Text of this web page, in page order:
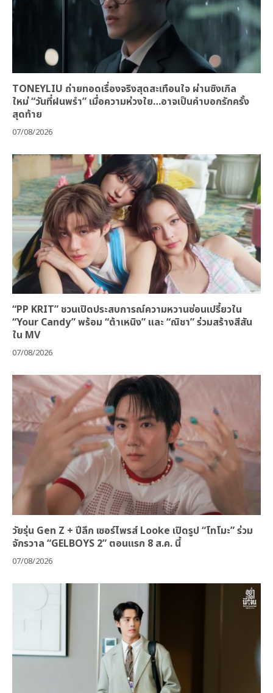
TONEYLIU ถ่ายทอดเรื่องจริงสุดสะเทือนใจ ผ่านซิงเกิล
ใหม่ “วันที่ฝนพรำ” เมื่อความห่วงใย…อาจเป็นคำบอกรักครั้ง
สุดท้าย
07/08/2026
“PP KRIT” ชวนเปิดประสบการณ์ความหวานซ่อนเปรี้ยวใน
“Your Candy” พร้อม “ต้าเหนิง” และ “ณิชา” ร่วมสร้างสีสัน
ใน MV
07/08/2026
วัยรุ่น Gen Z + ปีลึก เซอร์ไพรส์ Looke เปิดรูป “โทโมะ” ร่วม
จักรวาล “GELBOYS 2” ตอนแรก 8 ส.ค. นี้
07/08/2026